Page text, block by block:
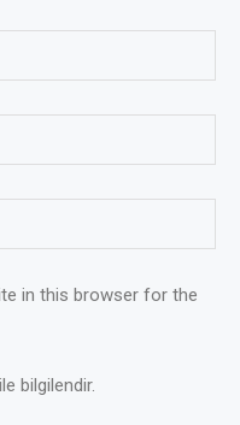
in this browser for the
bilgilendir.